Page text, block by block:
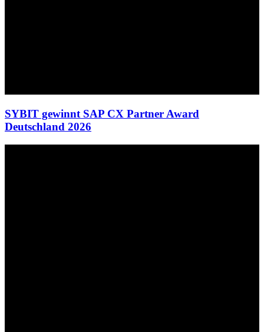
SYBIT gewinnt SAP CX Partner Award
Deutschland 2026